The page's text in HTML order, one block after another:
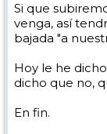
Si que
venga, así
bajada "a
Hoy le he
dicho que no,
En fin.